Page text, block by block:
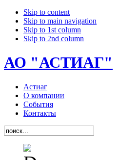
Skip to content
Skip to main navigation
Skip to 1st column
Skip to 2nd column
АО "АСТИАГ"
Астиаг
О компании
События
Контакты